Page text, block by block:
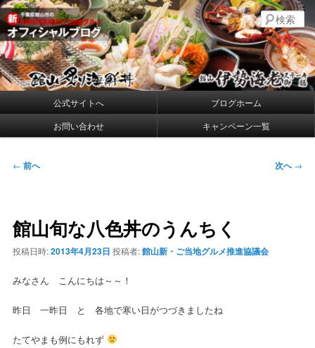
メ
イ
ン
コ
ン
テ
ツ
移
館山炙り海鮮丼・館山伊勢海老ステー
キ御膳 公式ブログ
千葉県館山の新・プレミアムご当地グルメ
検
索
イ
メ
公式サイトへ
ブログホーム
お問い合わせ
キャンペーン一覧
投
ゲ
ー
シ
ン
← 前へ 次へ→
館山旬な八色丼のうんちく
投稿日時:2013年4月23日 投稿者:館山新・ご当地グルメ推進協議会
みなさん こんにちは～～！
昨日 一昨日 と 各地で寒い日がつづきましたね
たてやまも例にもれず